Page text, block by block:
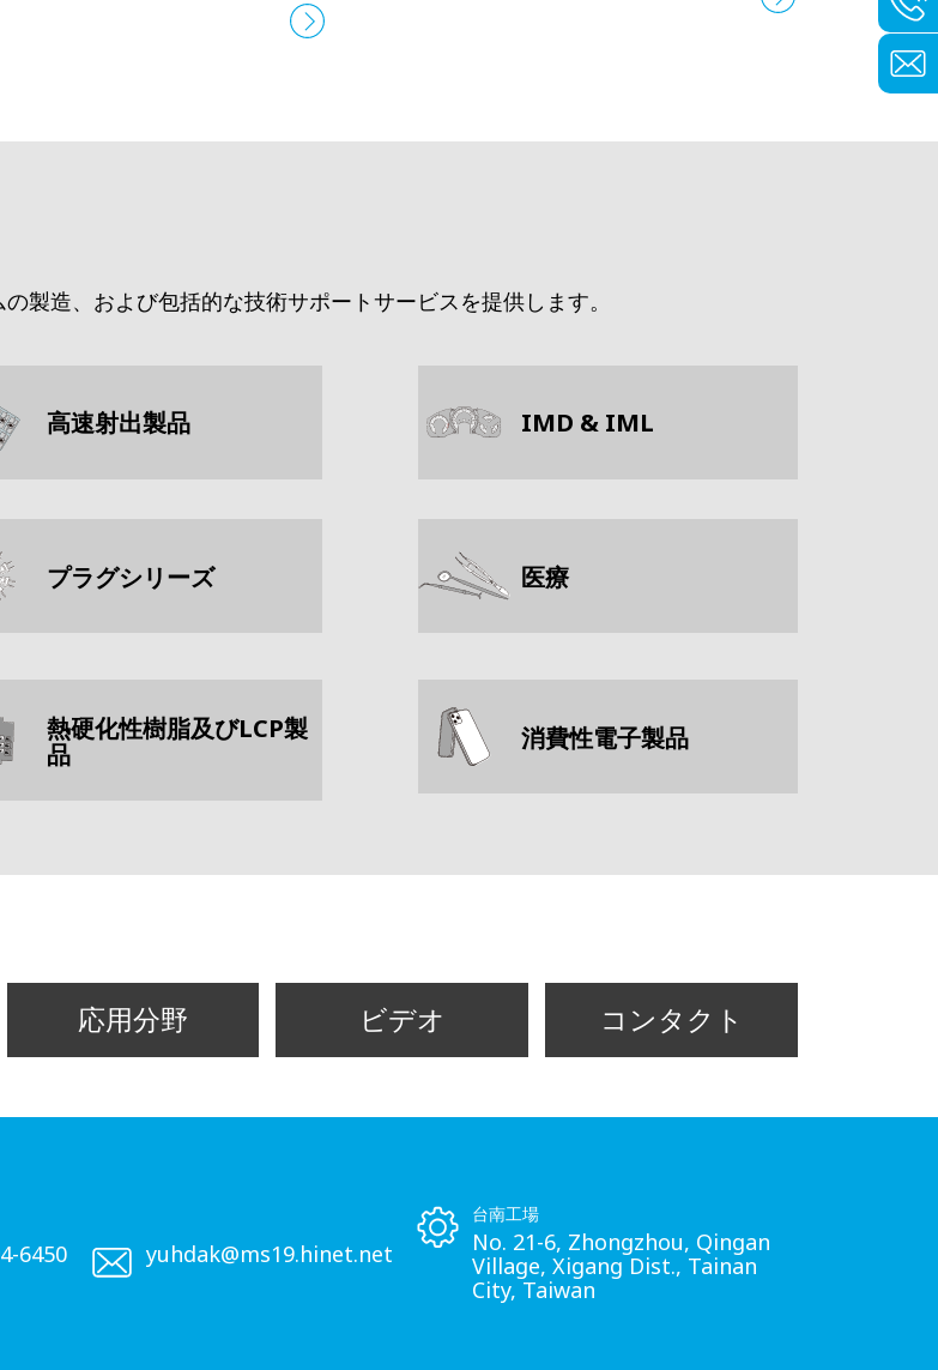
製造、および包括的な技術サポートサービスを提供します。
高速射出製品 IMD & IML
プラグシリーズ 医療
熱硬化性樹脂及びLCP製
品 消費性電子製品
応用分野 ビデオ コンタクト
6450 yuhdak@ms19.hinet.net
台南工場
No. 21-6, Zhongzhou, Qingan
Village, Xigang Dist., Tainan
City, Taiwan